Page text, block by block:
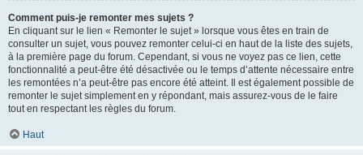
Comment puis-je remonter mes sujets ?
En cliquant sur le lien « Remonter le sujet » lorsque vous êtes en train de
consulter un sujet, vous pouvez remonter celui-ci en haut de la liste des sujets,
à la première page du forum. Cependant, si vous ne voyez pas ce lien, cette
fonctionnalité a peut-être été désactivée ou le temps d’attente nécessaire entre
les remontées n’a peut-être pas encore été atteint. Il est également possible de
remonter le sujet simplement en y répondant, mais assurez-vous de le faire
tout en respectant les règles du forum.
Haut